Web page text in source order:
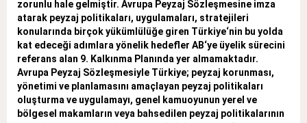
zorunlu hale gelmiştir. Avrupa Peyzaj Sözleşmesine imza
atarak peyzaj politikaları, uygulamaları, stratejileri
konularında birçok yükümlülüğe giren Türkiye‘nin bu yolda
kat edeceği adımlara yönelik hedefler AB‘ye üyelik sürecini
referans alan 9. Kalkınma Planında yer almamaktadır.
Avrupa Peyzaj Sözleşmesiyle Türkiye; peyzaj korunması,
yönetimi ve planlamasını amaçlayan peyzaj politikaları
oluşturma ve uygulamayı, genel kamuoyunun yerel ve
bölgesel makamların veya bahsedilen peyzaj politikalarının